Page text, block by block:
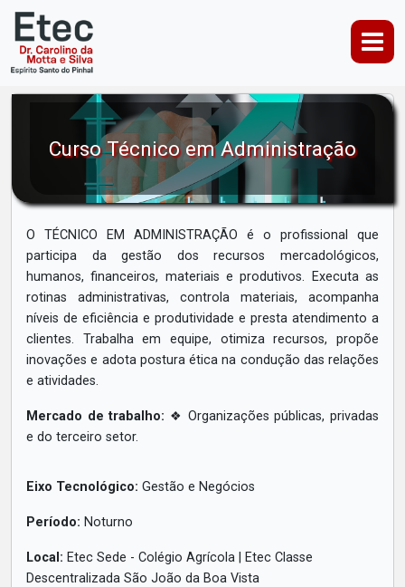
Curso Técnico em Administração
O TÉCNICO EM ADMINISTRAÇÃO é o profissional que
participa da gestão dos recursos mercadológicos,
humanos, financeiros, materiais e produtivos. Executa as
rotinas administrativas, controla materiais, acompanha
níveis de eficiência e produtividade e presta atendimento a
clientes. Trabalha em equipe, otimiza recursos, propõe
inovações e adota postura ética na condução das relações
e atividades.
Mercado de trabalho: ❖ Organizações públicas, privadas
e do terceiro setor.
Eixo Tecnológico: Gestão e Negócios
Período: Noturno
Local: Etec Sede - Colégio Agrícola | Etec Classe
Descentralizada São João da Boa Vista